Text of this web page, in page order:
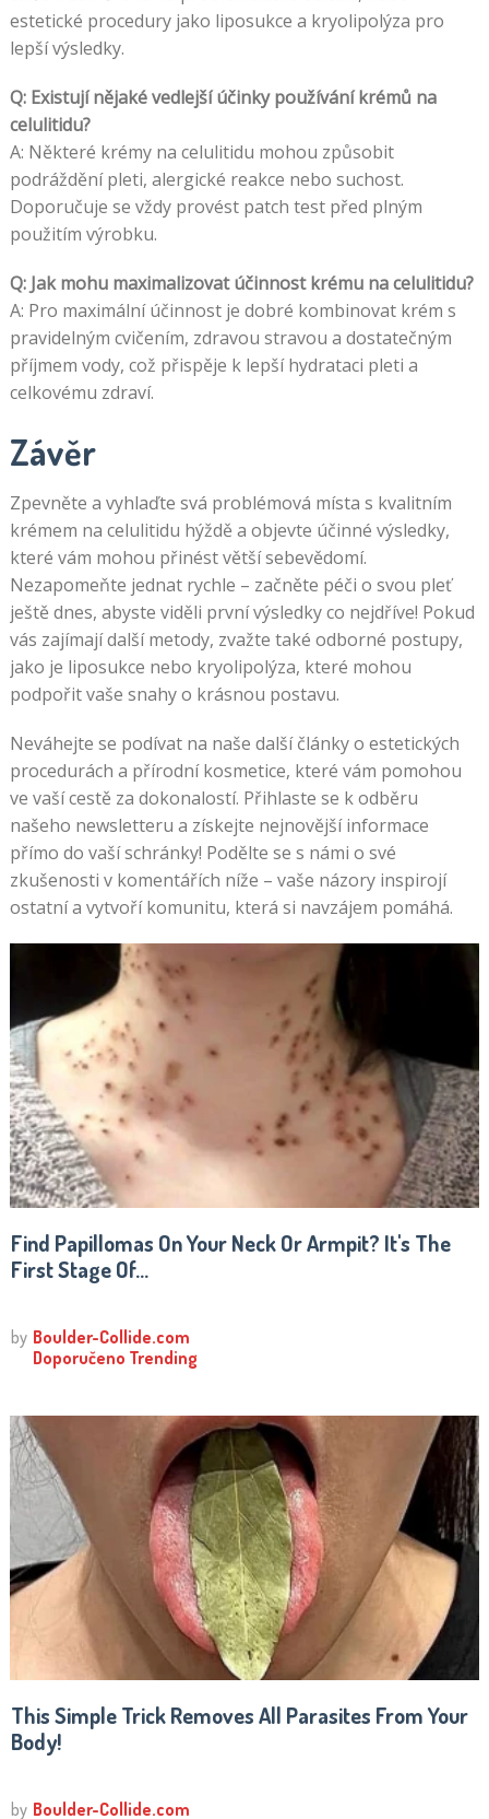
estetické procedury jako liposukce a kryolipolýza pro
lepší výsledky.
Q: Existují nějaké vedlejší účinky používání krémů na
celulitidu?
A: Některé krémy na celulitidu mohou způsobit
podráždění pleti, alergické reakce nebo suchost.
Doporučuje se vždy provést patch test před plným
použitím výrobku.
Q: Jak mohu maximalizovat účinnost krému na celulitidu?
A: Pro maximální účinnost je dobré kombinovat krém s
pravidelným cvičením, zdravou stravou a dostatečným
příjmem vody, což přispěje k lepší hydrataci pleti a
celkovému zdraví.
Závěr
Zpevněte a vyhlaďte svá problémová místa s kvalitním
krémem na celulitidu hýždě a objevte účinné výsledky,
které vám mohou přinést větší sebevědomí.
Nezapomeňte jednat rychle – začněte péči o svou pleť
ještě dnes, abyste viděli první výsledky co nejdříve! Pokud
vás zajímají další metody, zvažte také odborné postupy,
jako je liposukce nebo kryolipolýza, které mohou
podpořit vaše snahy o krásnou postavu.
Neváhejte se podívat na naše další články o estetických
procedurách a přírodní kosmetice, které vám pomohou
ve vaší cestě za dokonalostí. Přihlaste se k odběru
našeho newsletteru a získejte nejnovější informace
přímo do vaší schránky! Podělte se s námi o své
zkušenosti v komentářích níže – vaše názory inspirojí
ostatní a vytvoří komunitu, která si navzájem pomáhá.
Find Papillomas On Your Neck Or Armpit? It's The
First Stage Of...
This Simple Trick Removes All Parasites From Your
Body!